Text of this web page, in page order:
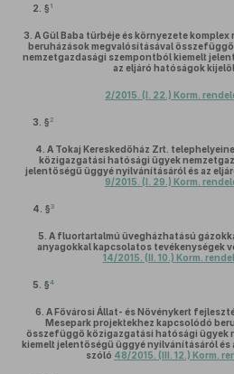
2. § 1
3. A Gül Baba türbéje és környezete
beruházások megvalósításával
nemzetgazdasági szempontból kiemelt
az eljáró hatóságok
2/2015. (I. 22.) Korm.
3. §2
4. A Tokaj Kereskedőház Zrt.
közigazgatási hatósági ügyek
jelentőségű üggyé nyilvánításáról és az
9/2015. (I. 29.) Korm.
4. §3
5. A fluortartalmú üvegházhatású
anyagokkal kapcsolatos tevékenységek
14/2015. (II. 10.) Korm.
5. §4
6. A Fővárosi Állat- és Növénykert
Mesepark projektekhez kapcsolódó
összefüggő közigazgatási hatósági ügyek
kiemelt jelentőségű üggyé nyilvánításáról
szóló 48/2015. (III. 12.) Korm.